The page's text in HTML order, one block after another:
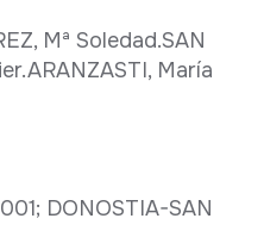
Mª Soledad.SAN
María
DONOSTIA-SAN